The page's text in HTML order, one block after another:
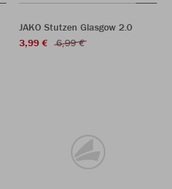
JAKO Stutzen Glasgow 2.0
3,99 €
6,99 €